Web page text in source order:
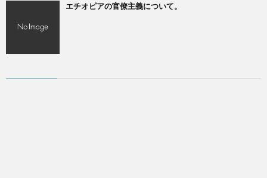
エチオピアの官僚主義について。